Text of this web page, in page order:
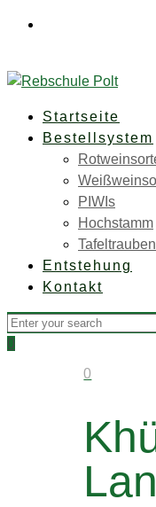
Startseite
Bestellsystem
PIWIs
Hochstamm
Tafeltrauben
Entstehung
Kontakt
0
0